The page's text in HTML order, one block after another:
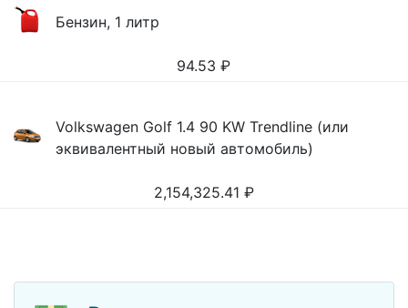
Бензин, 1 литр
94.53 ₽
Volkswagen Golf 1.4 90 KW Trendline (или
эквивалентный новый автомобиль)
2,154,325.41 ₽